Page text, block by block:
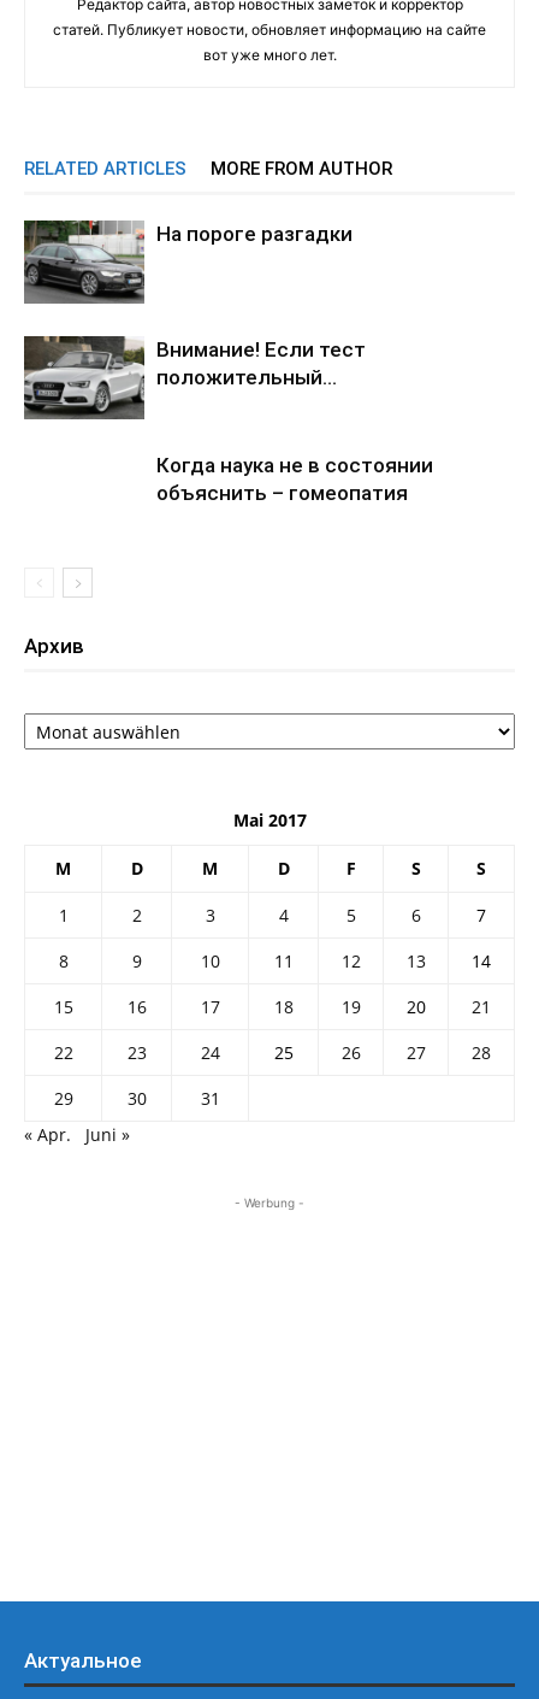
Редактор сайта, автор новостных заметок и корректор
статей. Публикует новости, обновляет информацию на сайте
вот уже много лет.
RELATED ARTICLES MORE FROM AUTHOR
На пороге разгадки
Внимание! Если тест
положительный…
Когда наука не в состоянии
объяснить – гомеопатия
Архив
Архив
Mai 2017
M D M D F S S
1 2 3 4 5 6
7
8
9 10 11 12 13
14
15
16 17 18 19 20
21
22
23 24 25 26 27
28
29
30
31
« Apr.
Juni »
- Werbung -
Актуальное